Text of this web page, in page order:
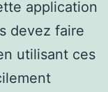
application
devez faire
utilisant ces